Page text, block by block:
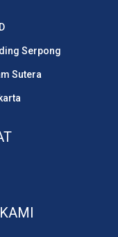
Serpong
Sutera